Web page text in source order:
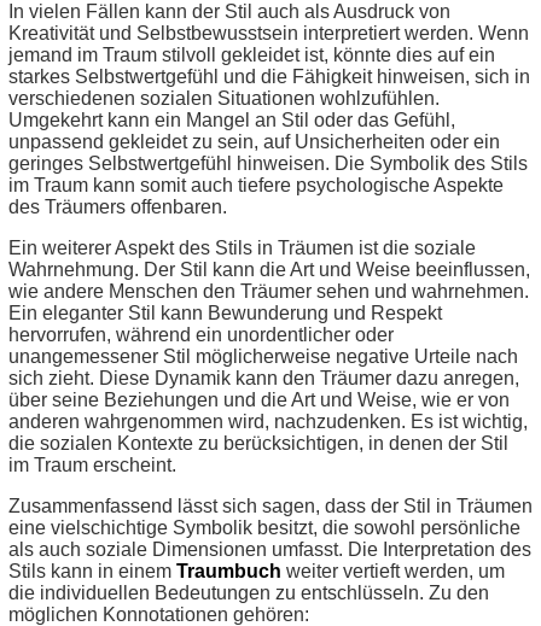
In vielen Fällen kann der Stil auch als Ausdruck von
Kreativität und Selbstbewusstsein interpretiert werden. Wenn
jemand im Traum stilvoll gekleidet ist, könnte dies auf ein
starkes Selbstwertgefühl und die Fähigkeit hinweisen, sich in
verschiedenen sozialen Situationen wohlzufühlen.
Umgekehrt kann ein Mangel an Stil oder das Gefühl,
unpassend gekleidet zu sein, auf Unsicherheiten oder ein
geringes Selbstwertgefühl hinweisen. Die Symbolik des Stils
im Traum kann somit auch tiefere psychologische Aspekte
des Träumers offenbaren.
Ein weiterer Aspekt des Stils in Träumen ist die soziale
Wahrnehmung. Der Stil kann die Art und Weise beeinflussen,
wie andere Menschen den Träumer sehen und wahrnehmen.
Ein eleganter Stil kann Bewunderung und Respekt
hervorrufen, während ein unordentlicher oder
unangemessener Stil möglicherweise negative Urteile nach
sich zieht. Diese Dynamik kann den Träumer dazu anregen,
über seine Beziehungen und die Art und Weise, wie er von
anderen wahrgenommen wird, nachzudenken. Es ist wichtig,
die sozialen Kontexte zu berücksichtigen, in denen der Stil
im Traum erscheint.
Zusammenfassend lässt sich sagen, dass der Stil in Träumen
eine vielschichtige Symbolik besitzt, die sowohl persönliche
als auch soziale Dimensionen umfasst. Die Interpretation des
Stils kann in einem Traumbuch weiter vertieft werden, um
die individuellen Bedeutungen zu entschlüsseln. Zu den
möglichen Konnotationen gehören: